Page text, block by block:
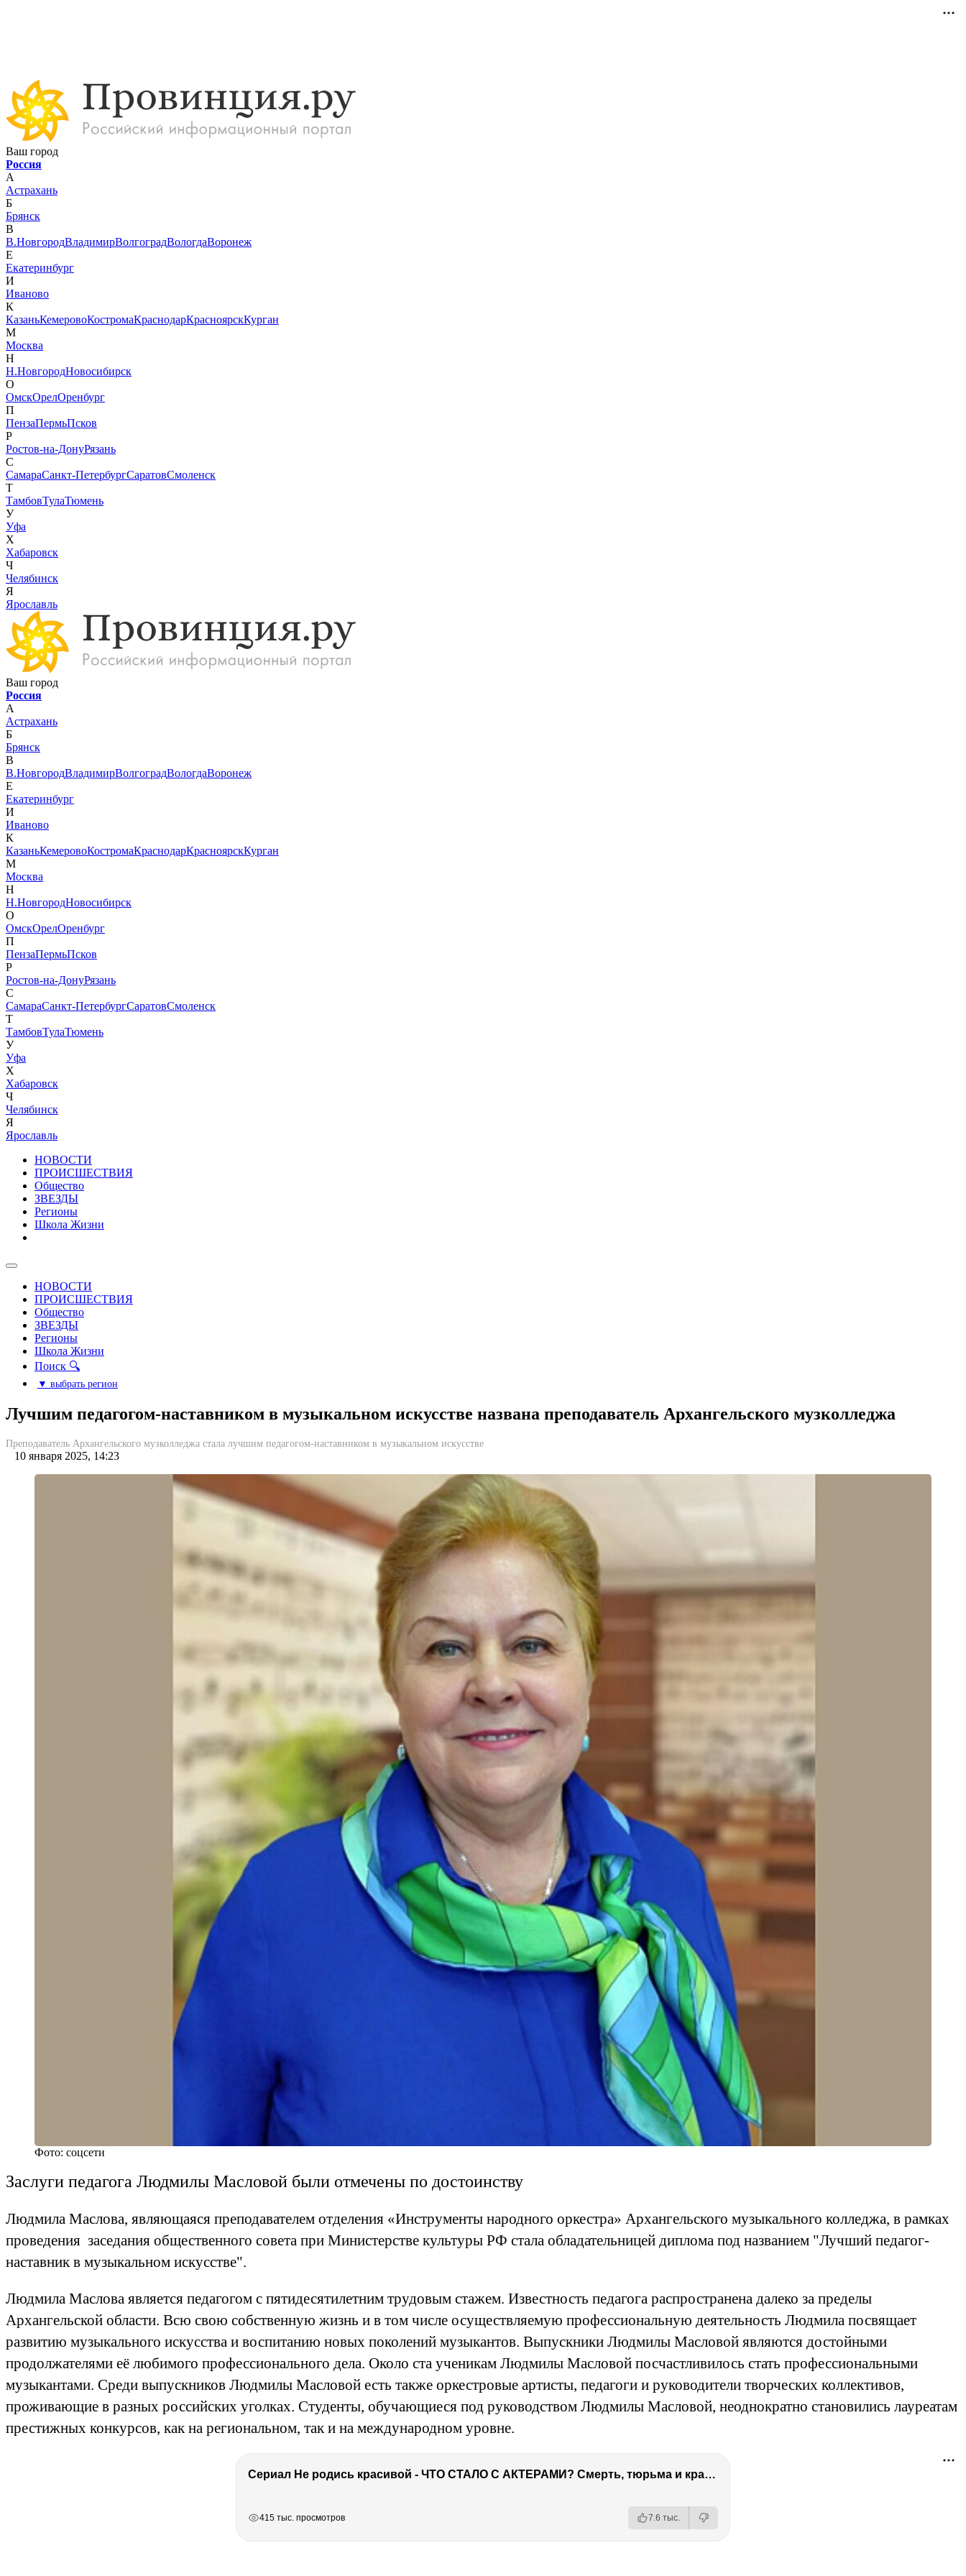
Ваш город
Россия
А
Астрахань
Б
Брянск
В
В.НовгородВладимирВолгоградВологдаВоронеж
Е
Екатеринбург
И
Иваново
К
КазаньКемеровоКостромаКраснодарКрасноярскКурган
М
Москва
Н
Н.НовгородНовосибирск
О
ОмскОрелОренбург
П
ПензаПермьПсков
Р
Ростов-на-ДонуРязань
С
СамараСанкт-ПетербургСаратовСмоленск
Т
ТамбовТулаТюмень
У
Уфа
Х
Хабаровск
Ч
Челябинск
Я
Ярославль
Ваш город
Россия
А
Астрахань
Б
Брянск
В
В.НовгородВладимирВолгоградВологдаВоронеж
Е
Екатеринбург
И
Иваново
К
КазаньКемеровоКостромаКраснодарКрасноярскКурган
М
Москва
Н
Н.НовгородНовосибирск
О
ОмскОрелОренбург
П
ПензаПермьПсков
Р
Ростов-на-ДонуРязань
С
СамараСанкт-ПетербургСаратовСмоленск
Т
ТамбовТулаТюмень
У
Уфа
Х
Хабаровск
Ч
Челябинск
Я
Ярославль
НОВОСТИ
ПРОИСШЕСТВИЯ
Общество
ЗВЕЗДЫ
Регионы
Школа Жизни
НОВОСТИ
ПРОИСШЕСТВИЯ
Общество
ЗВЕЗДЫ
Регионы
Школа Жизни
Поиск 🔍
▼ выбрать регион
Лучшим педагогом-наставником в музыкальном искусстве названа преподаватель Архангельского музколледжа
Преподаватель Архангельского музколледжа стала лучшим педагогом-наставником в музыкальном искусстве
10 января 2025, 14:23
Фото: соцсети
Заслуги педагога Людмилы Масловой были отмечены по достоинству
Людмила Маслова, являющаяся преподавателем отделения «Инструменты народного оркестра» Архангельского музыкального колледжа, в рамках
проведения заседания общественного совета при Министерстве культуры РФ стала обладательницей диплома под названием "Лучший педагог-
наставник в музыкальном искусстве".
Людмила Маслова является педагогом с пятидесятилетним трудовым стажем. Известность педагога распространена далеко за пределы
Архангельской области. Всю свою собственную жизнь и в том числе осуществляемую профессиональную деятельность Людмила посвящает
развитию музыкального искусства и воспитанию новых поколений музыкантов. Выпускники Людмилы Масловой являются достойными
продолжателями её любимого профессионального дела. Около ста ученикам Людмилы Масловой посчастливилось стать профессиональными
музыкантами. Среди выпускников Людмилы Масловой есть также оркестровые артисты, педагоги и руководители творческих коллективов,
проживающие в разных российских уголках. Студенты, обучающиеся под руководством Людмилы Масловой, неоднократно становились лауреатам
престижных конкурсов, как на региональном, так и на международном уровне.
Сериал Не родись красивой - ЧТО СТАЛО С АКТЕРАМИ? Смерть, тюрьма и красота
415 тыс. просмотров 7.6 тыс.